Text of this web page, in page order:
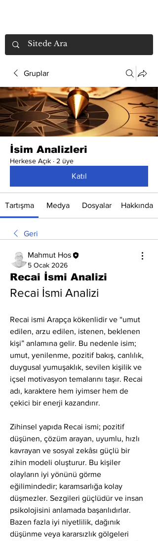
Gruplar
İsim Analizleri
Herkese Açık · 2 üye
Katıl
Tartışma Medya Dosyalar Hakkında
Geri
Mahmut Hos
5 Ocak 2026
Recai İsmi Analizi
Recai İsmi Analizi
Recai ismi Arapça kökenlidir ve “umut
edilen, arzu edilen, istenen, beklenen
kişi” anlamına gelir. Bu nedenle isim;
umut, yenilenme, pozitif bakış, canlılık,
duygusal yumuşaklık, sevilen kişilik ve
içsel motivasyon temalarını taşır. Recai
adı, karaktere hem iyimser hem de
çekici bir enerji kazandırır.
Zihinsel yapıda Recai ismi; pozitif
düşünen, çözüm arayan, uyumlu, hızlı
kavrayan ve sosyal zekâsı güçlü bir
zihin modeli oluşturur. Bu kişiler
olayların iyi yönünü görme
eğilimindedir; karamsarlığa kolay
düşmezler. Sezgileri güçlüdür ve insan
psikolojisini anlamada başarılıdırlar.
Bazen fazla iyi niyetlilik, dağınık
düşünme veya kararsızlık gölgeleri